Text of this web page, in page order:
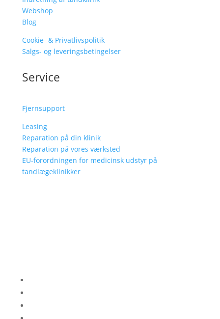
Webshop
Blog
Cookie- & Privatlivspolitik
Salgs- og leveringsbetingelser
Service
Fjernsupport
Leasing
Reparation på din klinik
Reparation på vores værksted
EU-forordningen for medicinsk udstyr på
tandlægeklinikker